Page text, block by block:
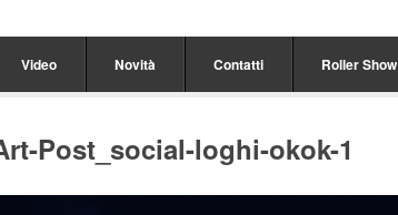
Video Novità Contatti Roller Show
Post_social-loghi-okok-1